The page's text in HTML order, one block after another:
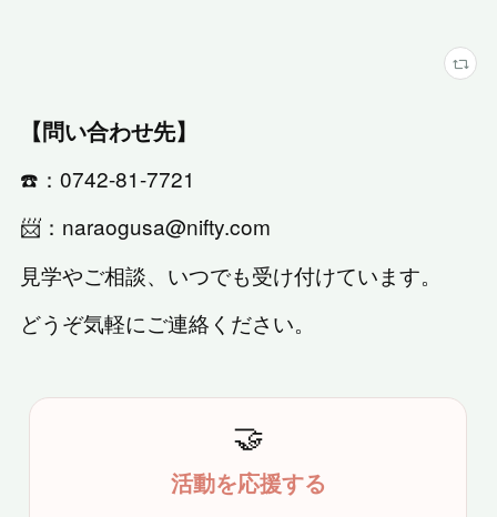
【問い合わせ先】
☎️：0742-81-7721
📨：naraogusa@nifty.com
見学やご相談、いつでも受け付けています。
どうぞ気軽にご連絡ください。